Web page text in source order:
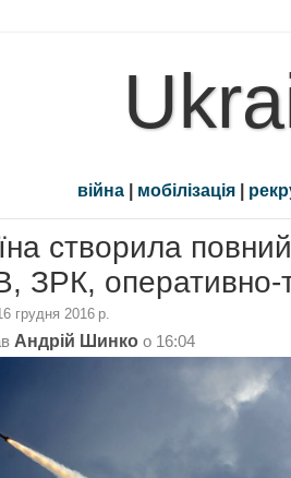
війна | мобілізація |
створила
ЗРК, оперативно-
грудня 2016 р.
Андрій Шинко о 16:04